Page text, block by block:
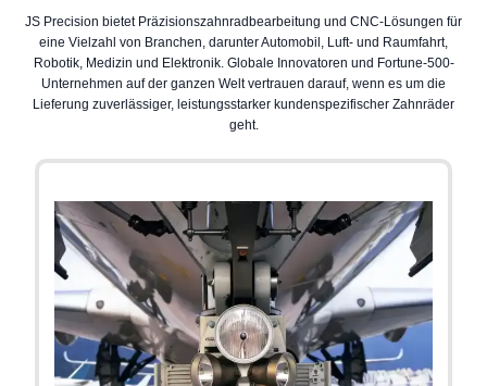
JS Precision bietet Präzisionszahnradbearbeitung und CNC-Lösungen für
eine Vielzahl von Branchen, darunter Automobil, Luft- und Raumfahrt,
Robotik, Medizin und Elektronik. Globale Innovatoren und Fortune-500-
Unternehmen auf der ganzen Welt vertrauen darauf, wenn es um die
Lieferung zuverlässiger, leistungsstarker kundenspezifischer Zahnräder
geht.